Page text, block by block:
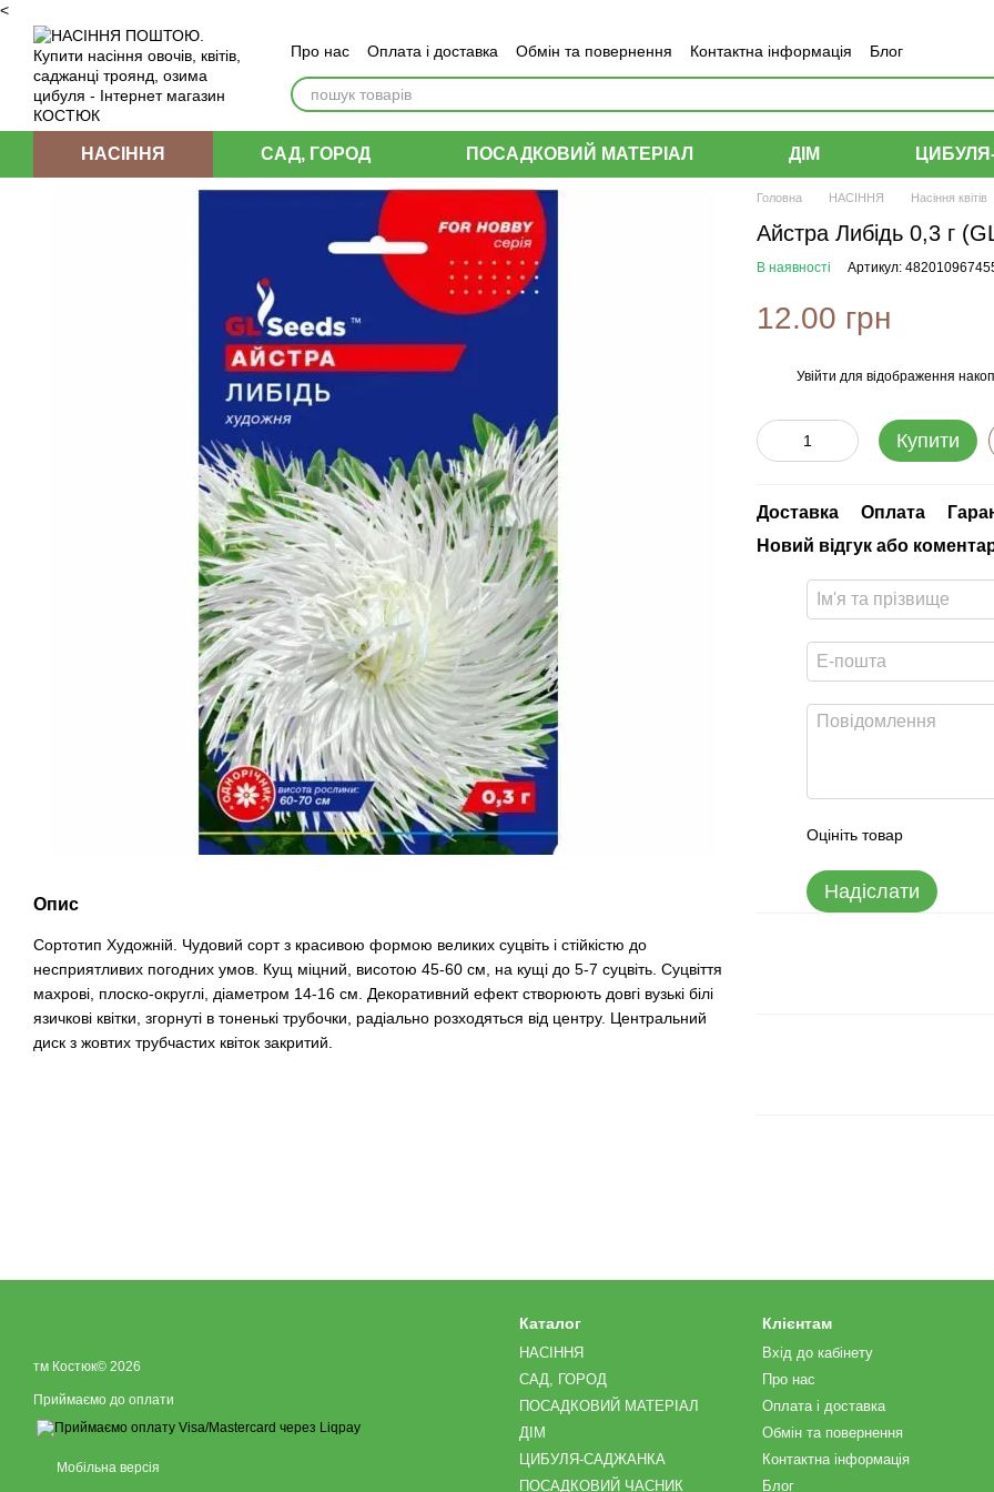
<
Перейти до основного контенту
Про нас Оплата і доставка Обмін та повернення Контактна інформація
Блог
Угода користувача
НАСІННЯ САД, ГОРОД ПОСАДКОВИЙ МАТЕРІАЛ ДІМ
Опис
Сортотип Художній. Чудовий сорт з красивою формою великих суцвіть і стійкістю до
несприятливих погодних умов. Кущ міцний, висотою 45-60 см, на кущі до 5-7 суцвіть. Суцвіття
махрові, плоско-округлі, діаметром 14-16 см. Декоративний ефект створюють довгі вузькі білі
язичкові квітки, згорнуті в тоненькі трубочки, радіально розходяться від центру. Центральний
диск з жовтих трубчастих квіток закритий.​
Головна НАСІННЯ Насіння квітів
Айстра Либідь 0,3 г
В наявності Артикул:
12.00 грн
Увійти для відображення
Купити
Доставка Оплата
Новий відгук або
Оцініть товар
Надіслати
тм Костюк© 2026
Приймаємо до оплати
Мобільна версія
Каталог
НАСІННЯ
САД, ГОРОД
ПОСАДКОВИЙ МАТЕРІАЛ
ДІМ
ЦИБУЛЯ-САДЖАНКА
ПОСАДКОВИЙ ЧАСНИК
Клієнтам
Вхід до кабінету
Про нас
Оплата і доставка
Обмін та повернення
Контактна інформація
Блог